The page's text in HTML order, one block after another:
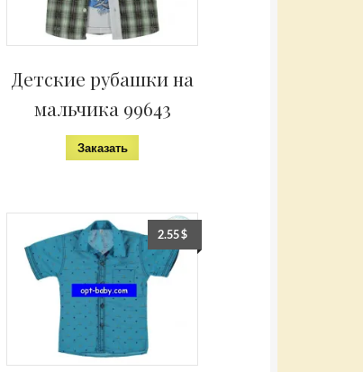
Детские рубашки на
мальчика 99643
Заказать
2.55$